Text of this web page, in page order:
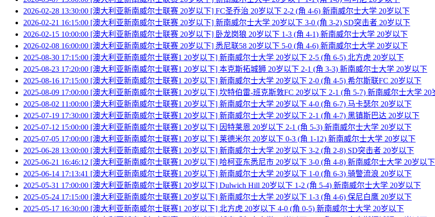
2026-02-28 13:30:00 [澳大利亚新南威尔士联赛 20岁以下] FC圣乔治 20岁以下 2-2 (角 4-6) 新南威尔士大学 20岁以下
2026-02-21 16:15:00 [澳大利亚新南威尔士联赛 20岁以下] 新南威尔士大学 20岁以下 3-0 (角 3-2) SD突击者 20岁以下
2026-02-15 10:00:00 [澳大利亚新南威尔士联赛 20岁以下] 卧龙岗狼 20岁以下 1-3 (角 4-1) 新南威尔士大学 20岁以下
2026-02-08 16:00:00 [澳大利亚新南威尔士联赛 20岁以下] 悉尼联58 20岁以下 5-0 (角 4-6) 新南威尔士大学 20岁以下
2025-08-30 17:15:00 [澳大利亚新南威尔士联赛1 20岁以下] 新南威尔士大学 20岁以下 2-5 (角 6-5) 北方虎 20岁以下
2025-08-23 17:20:00 [澳大利亚新南威尔士联赛1 20岁以下] 本克斯拓城狮 20岁以下 2-1 (角 3-3) 新南威尔士大学 20岁以下
2025-08-16 17:15:00 [澳大利亚新南威尔士联赛1 20岁以下] 新南威尔士大学 20岁以下 2-0 (角 4-5) 希尔斯联FC 20岁以下
2025-08-09 17:00:00 [澳大利亚新南威尔士联赛1 20岁以下] 坎特伯雷-班克斯敦FC 20岁以下 2-1 (角 5-7) 新南威尔士大学 20
2025-08-02 11:00:00 [澳大利亚新南威尔士联赛1 20岁以下] 新南威尔士大学 20岁以下 4-0 (角 6-7) 马卡瑟尔 20岁以下
2025-07-19 17:30:00 [澳大利亚新南威尔士联赛1 20岁以下] 新南威尔士大学 20岁以下 2-1 (角 4-7) 黑镇斯巴达 20岁以下
2025-07-12 15:00:00 [澳大利亚新南威尔士联赛1 20岁以下] 因特莱恩 20岁以下 2-1 (角 5-3) 新南威尔士大学 20岁以下
2025-07-05 17:00:00 [澳大利亚新南威尔士联赛1 20岁以下] 莱德米尔 20岁以下 0-3 (角 1-12) 新南威尔士大学 20岁以下
2025-06-28 13:00:00 [澳大利亚新南威尔士联赛1 20岁以下] 新南威尔士大学 20岁以下 3-2 (角 2-8) SD突击者 20岁以下
2025-06-21 16:46:12 [澳大利亚新南威尔士联赛1 20岁以下] 哈柯亚东悉尼市 20岁以下 3-0 (角 4-8) 新南威尔士大学 20岁以下
2025-06-14 17:13:41 [澳大利亚新南威尔士联赛1 20岁以下] 新南威尔士大学 20岁以下 1-0 (角 6-3) 骑警流浪 20岁以下
2025-05-31 17:00:00 [澳大利亚新南威尔士联赛1 20岁以下] Dulwich Hill 20岁以下 1-2 (角 5-4) 新南威尔士大学 20岁以下
2025-05-24 17:15:00 [澳大利亚新南威尔士联赛1 20岁以下] 新南威尔士大学 20岁以下 1-3 (角 4-6) 保尼白鹰 20岁以下
2025-05-17 16:30:00 [澳大利亚新南威尔士联赛1 20岁以下] 北方虎 20岁以下 4-0 (角 0-5) 新南威尔士大学 20岁以下